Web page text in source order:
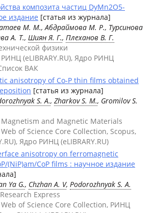
композита частиц DyMn2O5-
издание [статья из журнала]
М. М., Абдраймова М. Р., Турсинова
А. Т., Шиян Я. Г., Плеханов В. Г.
физики
РИНЦ (eLIBRARY.RU), Ядро РИНЦ
ВАК
anisotropy of Co-P thin films obtained
[статья из журнала]
S. A., Zharkov S. M., Gromilov S.
Magnetism and Magnetic Materials
Web of Science Core Collection, Scopus,
Ядро РИНЦ (eLIBRARY.RU)
anisotropy on ferromagnetic
(NiP)am/CoP films : научное издание
Ya G., Chzhan A. V, Podorozhnyak S. A.
Express
Web of Science Core Collection, РИНЦ